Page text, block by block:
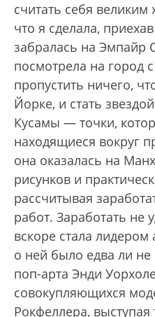
считать себя
что я сделала,
забралась на Эмпайр
посмотрела на город
пропустить ничего,
Йорке, и стать
Кусамы — точки,
находящиеся вокруг
она оказалась на
рисунков и
рассчитывая
работ. Заработать не
вскоре стала лидером
о ней было едва ли
поп-арта Энди
совокупляющихся
Рокфеллера,